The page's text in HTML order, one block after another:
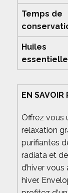
Temps de
Huiles
EN SAVOIR
Offrez vous
relaxation
purifiantes
radiata et
d’hiver
hiver.